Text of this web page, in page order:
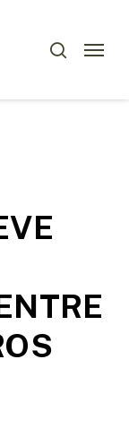
Menu